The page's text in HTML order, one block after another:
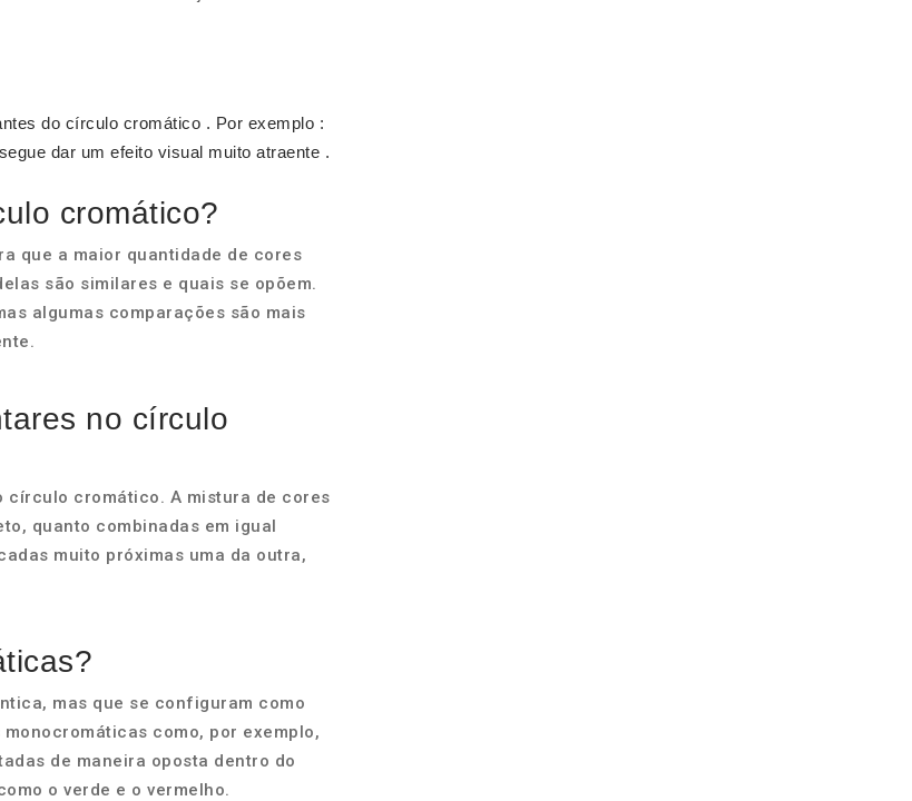
do círculo cromático . Por exemplo :
dar um efeito visual muito atraente .
cromático?
que a maior quantidade de cores
são similares e quais se opõem.
algumas comparações são mais
no círculo
círculo cromático. A mistura de cores
quanto combinadas em igual
muito próximas uma da outra,
mas que se configuram como
como, por exemplo,
de maneira oposta dentro do
o verde e o vermelho.